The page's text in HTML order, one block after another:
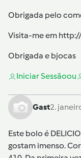
Obrigada pelo
Visita-me em
Obrigada e bjocas
Iniciar Sessãoou
Gast2.
Este bolo é
gostam imenso.